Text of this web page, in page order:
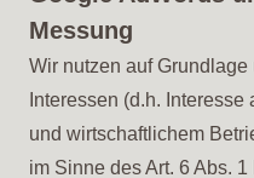
Messung
Wir nutzen auf
Interessen (d.h.
und wirtschaftlichem
im Sinne des Art. 6 Abs.